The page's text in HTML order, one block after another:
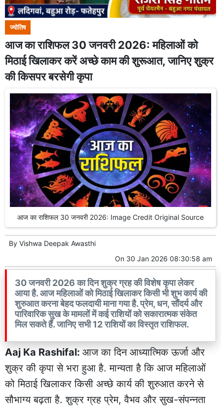
ज्योतिष
आज का राशिफल 30 जनवरी 2026: महिलाओं को
मिठाई खिलाकर करें अच्छे काम की शुरूआत, जानिए शुक्र
की किसपर बरसेगी कृपा
आज का राशिफल 30 जनवरी 2026: Image Credit Original Source
By Vishwa Deepak Awasthi
On 30 Jan 2026 08:30:58 am
30 जनवरी 2026 का दिन शुक्र ग्रह की विशेष कृपा लेकर
आया है. आज महिलाओं को मिठाई खिलाकर किसी भी शुभ कार्य की
शुरुआत करना बेहद फलदायी माना गया है. प्रेम, धन, सौंदर्य और
पारिवारिक सुख के मामलों में कई राशियों को सकारात्मक संकेत
मिल सकते हैं. जानिए सभी 12 राशियों का विस्तृत राशिफल.
Aaj Ka Rashifal: आज का दिन आध्यात्मिक ऊर्जा और
शुक्र की कृपा से भरा हुआ है. मान्यता है कि आज महिलाओं
को मिठाई खिलाकर किसी अच्छे कार्य की शुरुआत करने से
सौभाग्य बढ़ता है. शुक्र ग्रह प्रेम, वैभव और सुख-संपन्नता